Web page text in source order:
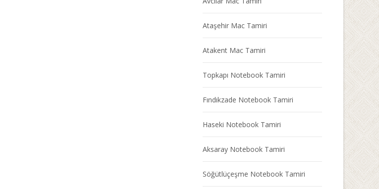
Ataşehir Mac Tamiri
Atakent Mac Tamiri
Topkapı Notebook Tamiri
Fındıkzade Notebook Tamiri
Haseki Notebook Tamiri
Aksaray Notebook Tamiri
Söğütlüçeşme Notebook Tamiri